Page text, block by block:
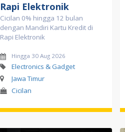
Rapi Elektronik
Cicilan 0% hingga 12 bulan
dengan Mandiri Kartu Kredit di
Rapi Elektronik
Hingga 30 Aug 2026
Electronics & Gadget
Jawa Timur
Cicilan